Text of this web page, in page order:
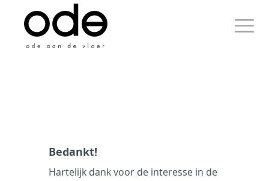
content
Just another WordPress
Bedankt!
Hartelijk dank voor de interesse in de